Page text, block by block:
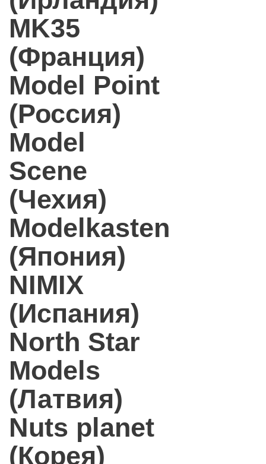
MK35
(Франция)
Model Point
(Россия)
Model
Scene
(Чехия)
Modelkasten
(Япония)
NIMIX
(Испания)
North Star
Models
(Латвия)
Nuts planet
(Корея)